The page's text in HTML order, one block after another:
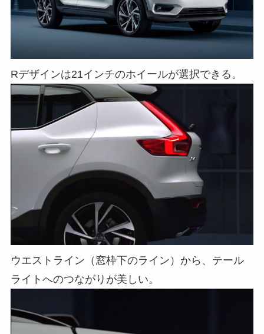
Rデザインは21インチのホイールが選択できる。
ウエストライン（窓枠下のライン）から、テール
ライトへのつながりが美しい。